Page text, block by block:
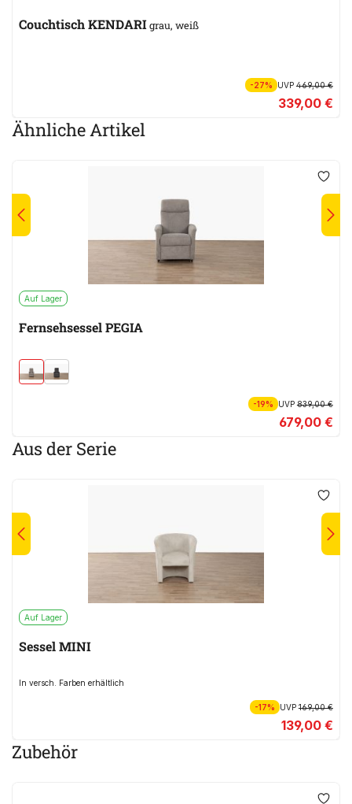
Couchtisch KENDARIgrau, weiß
-27% UVP469,00 €
339,00 €
Ähnliche Artikel
Auf Lager
Fernsehsessel PEGIA
-19% UVP839,00 €
679,00 €
Aus der Serie
Auf Lager
Sessel MINI
In versch. Farben erhältlich
-17% UVP169,00 €
139,00 €
Zubehör